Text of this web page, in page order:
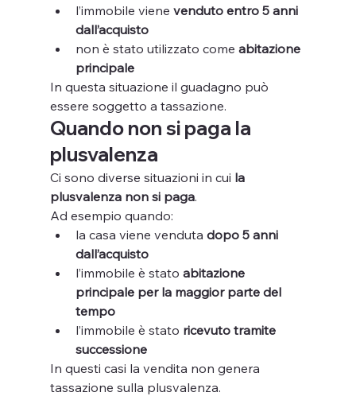
l’immobile viene venduto entro 5 anni
dall’acquisto
non è stato utilizzato come abitazione
principale
In questa situazione il guadagno può
essere soggetto a tassazione.
Quando non si paga la
plusvalenza
Ci sono diverse situazioni in cui la
plusvalenza non si paga.
Ad esempio quando:
la casa viene venduta dopo 5 anni
dall’acquisto
l’immobile è stato abitazione
principale per la maggior parte del
tempo
l’immobile è stato ricevuto tramite
successione
In questi casi la vendita non genera
tassazione sulla plusvalenza.